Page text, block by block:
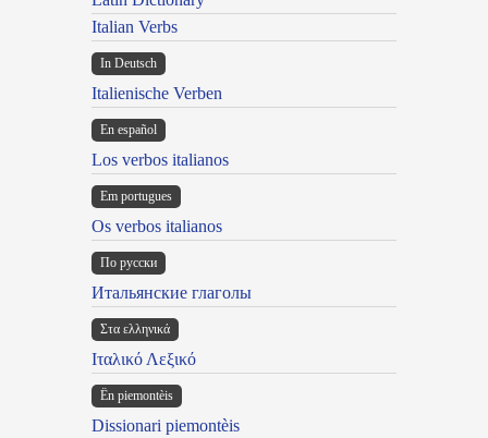
Italian Verbs
In Deutsch
Italienische Verben
En español
Los verbos italianos
Em portugues
Os verbos italianos
По русски
Итальянские глаголы
Στα ελληνικά
Ιταλικό Λεξικό
Ën piemontèis
Dissionari piemontèis